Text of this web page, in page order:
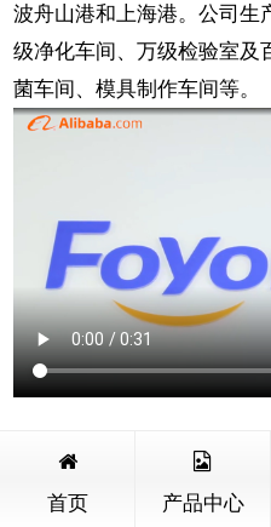
波舟山港和上海港。公司生
级净化车间、万级检验室及
菌车间、模具制作车间等。
首页 产品中心